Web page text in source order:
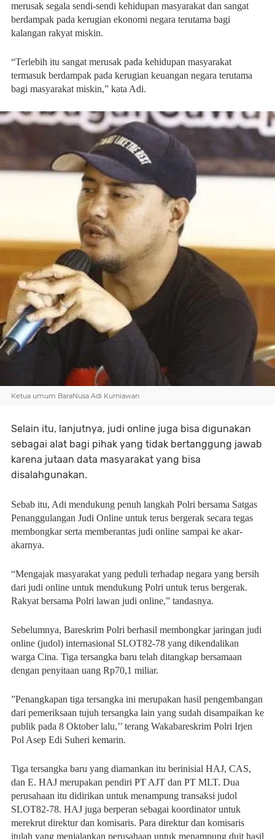
merusak segala sendi-sendi kehidupan masyarakat dan sangat
berdampak pada kerugian ekonomi negara terutama bagi
kalangan rakyat miskin.
“Terlebih itu sangat merusak pada kehidupan masyarakat
termasuk berdampak pada kerugian keuangan negara terutama
bagi masyarakat miskin,” kata Adi.
Ketua umum BaraNusa Adi Kurniawan
Selain itu, lanjutnya, judi online juga bisa digunakan
sebagai alat bagi pihak yang tidak bertanggung jawab
karena jutaan data masyarakat yang bisa
disalahgunakan.
Sebab itu, Adi mendukung penuh langkah Polri bersama Satgas
Penanggulangan Judi Online untuk terus bergerak secara tegas
membongkar serta memberantas judi online sampai ke akar-
akarnya.
“Mengajak masyarakat yang peduli terhadap negara yang bersih
dari judi online untuk mendukung Polri untuk terus bergerak.
Rakyat bersama Polri lawan judi online,” tandasnya.
Sebelumnya, Bareskrim Polri berhasil membongkar jaringan judi
online (judol) internasional SLOT82-78 yang dikendalikan
warga Cina. Tiga tersangka baru telah ditangkap bersamaan
dengan penyitaan uang Rp70,1 miliar.
”Penangkapan tiga tersangka ini merupakan ha­sil pengembangan
dari pemeriksaan tujuh tersangka lain yang sudah disampaikan ke
publik pada 8 Oktober lalu,’’ terang Wakabareskrim Polri Irjen
Pol Asep Edi Suheri kemarin.
Tiga tersangka baru yang diamankan itu berinisial HAJ, CAS,
dan E. HAJ merupakan pendiri PT AJT dan PT MLT. Dua
perusahaan itu didirikan untuk menampung transaksi judol
SLOT82-78. HAJ juga berperan sebagai koordinator untuk
merekrut direktur dan komisaris. Para direktur dan komisaris
itulah yang menjalankan perusahaan untuk menampung duit hasil